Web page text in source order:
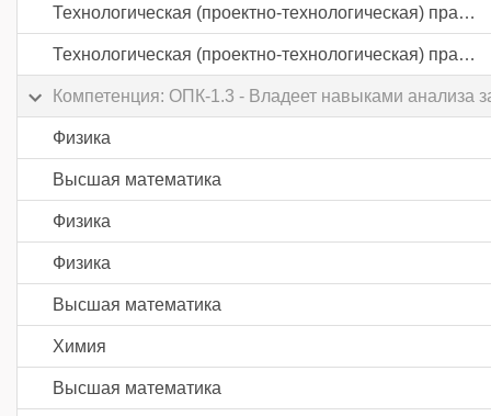
Технологическая (проектно-технологическая) практика
Технологическая (проектно-технологическая) практика
Компетенция: ОПК-1.3 - Владеет навыками анализа
Физика
Высшая математика
Физика
Физика
Высшая математика
Химия
Высшая математика